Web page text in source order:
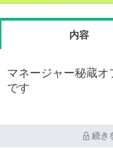
内容
マネージャー秘蔵
です
続き